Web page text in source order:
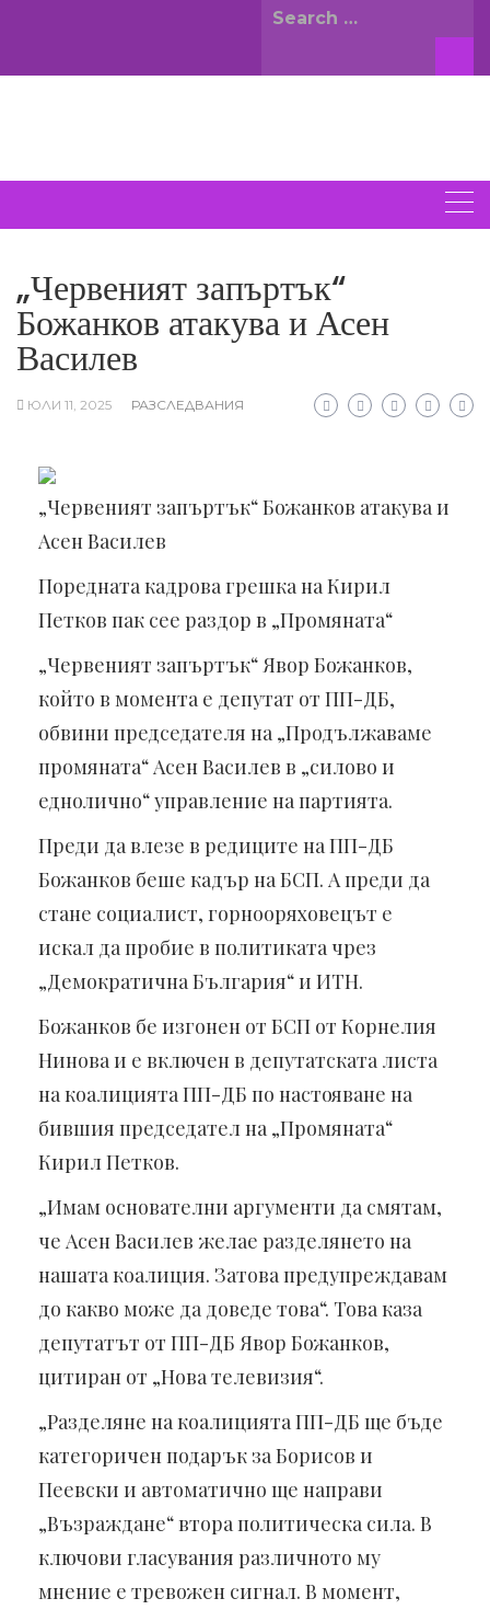
Search
„Червеният запъртък“
Божанков атакува и Асен
Василев
ЮЛИ 11, 2025 РАЗСЛЕДВАНИЯ
„Червеният запъртък“ Божанков атакува и
Асен Василев
Поредната кадрова грешка на Кирил
Петков пак сее раздор в „Промяната“
„Червеният запъртък“ Явор Божанков,
който в момента е депутат от ПП-ДБ,
обвини председателя на „Продължаваме
промяната“ Асен Василев в „силово и
еднолично“ управление на партията.
Преди да влезе в редиците на ПП-ДБ
Божанков беше кадър на БСП. А преди да
стане социалист, горнооряховецът е
искал да пробие в политиката чрез
„Демократична България“ и ИТН.
Божанков бе изгонен от БСП от Корнелия
Нинова и е включен в депутатската листа
на коалицията ПП-ДБ по настояване на
бившия председател на „Промяната“
Кирил Петков.
„Имам основателни аргументи да смятам,
че Асен Василев желае разделянето на
нашата коалиция. Затова предупреждавам
до какво може да доведе това“. Това каза
депутатът от ПП-ДБ Явор Божанков,
цитиран от „Нова телевизия“.
„Разделяне на коалицията ПП-ДБ ще бъде
категоричен подарък за Борисов и
Пеевски и автоматично ще направи
„Възраждане“ втора политическа сила. В
ключови гласувания различното му
мнение е тревожен сигнал. В момент,